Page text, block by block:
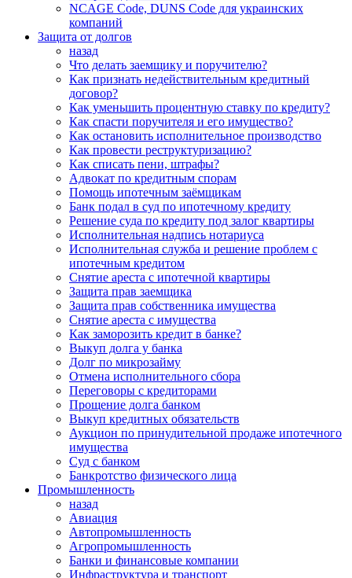
NCAGE Code, DUNS Code для украинских
компаний
Защита от долгов
назад
Что делать заемщику и поручителю?
Как признать недействительным кредитный
договор?
Как уменьшить процентную ставку по кредиту?
Как спасти поручителя и его имущество?
Как остановить исполнительное производство
Как провести реструктуризацию?
Как списать пени, штрафы?
Адвокат по кредитным спорам
Помощь ипотечным заёмщикам
Банк подал в суд по ипотечному кредиту
Решение суда по кредиту под залог квартиры
Исполнительная надпись нотариуса
Исполнительная служба и решение проблем с
ипотечным кредитом
Снятие ареста с ипотечной квартиры
Защита прав заемщика
Защита прав собственника имущества
Снятие ареста с имущества
Как заморозить кредит в банке?
Выкуп долга у банка
Долг по микрозайму
Отмена исполнительного сбора
Переговоры с кредиторами
Прощение долга банком
Выкуп кредитных обязательств
Аукцион по принудительной продаже ипотечного
имущества
Суд с банком
Банкротство физического лица
Промышленность
назад
Авиация
Автопромышленность
Агропромышленность
Банки и финансовые компании
Инфраструктура и транспорт